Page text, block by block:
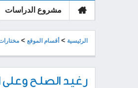
الرئيسية
مشروع الدراسات
الرئيسية > أقسام الموقع >
رغيد الصلح وعلي